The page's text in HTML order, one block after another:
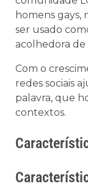
homens gays,
ser usado
acolhedora de
Com o
redes sociais
palavra, que
contextos.